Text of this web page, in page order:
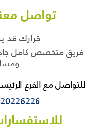
تواصل
قرارك قد
فريق متخصص كامل
للتواصل مع الفرع